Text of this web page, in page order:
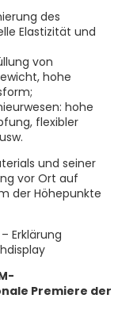
des
Elastizität und
von
hohe
hohe
flexibler
und seiner
vor Ort auf
der Höhepunkte
Premiere der